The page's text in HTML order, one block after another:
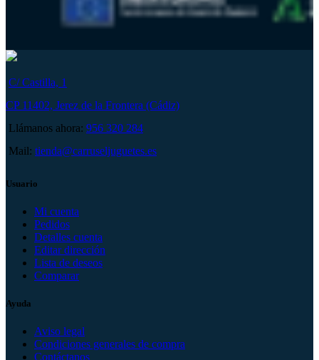
C/ Castilla, 1
CP 11402, Jerez de la Frontera (Cádiz)
Llámanos ahora: 956 320 284
Mail: tienda@carruseljuguetes.es
Usuario
Mi cuenta
Pedidos
Detalles cuenta
Editar dirección
Lista de deseos
Comparar
Ayuda
Aviso legal
Condiciones generales de compra
Contáctanos